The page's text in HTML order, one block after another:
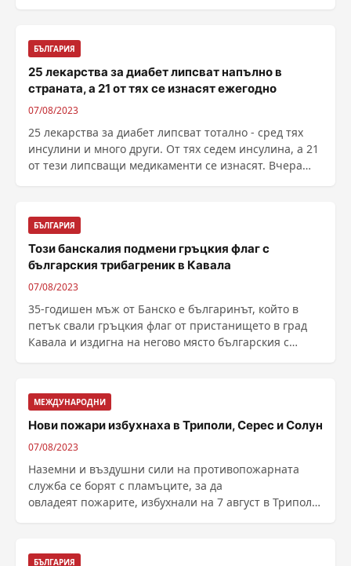
БЪЛГАРИЯ
25 лекарства за диабет липсват напълно в
страната, а 21 от тях се изнасят ежегодно
07/08/2023
25 лекарства за диабет липсват тотално - сред тях
инсулини и много други. От тях седем инсулина, а 21
от тези липсващи медикаменти се изнасят. Вчера
БЪЛГАРИЯ
Този банскалия подмени гръцкия флаг с
българския трибагреник в Кавала
07/08/2023
35-годишен мъж от Банско е българинът, който в
петък свали гръцкия флаг от пристанището в град
Кавала и издигна на негово място българския с
МЕЖДУНАРОДНИ
Нови пожари избухнаха в Триполи, Серес и Солун
07/08/2023
Наземни и въздушни сили на противопожарната
служба се борят с пламъците, за да
овладеят пожарите, избухнали на 7 август в Триполи,
БЪЛГАРИЯ